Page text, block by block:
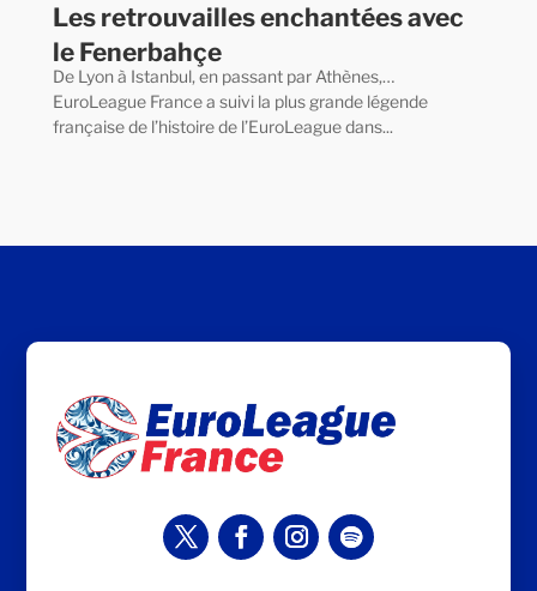
Les retrouvailles enchantées avec
le Fenerbahçe
De Lyon à Istanbul, en passant par Athènes,…
EuroLeague France a suivi la plus grande légende
française de l’histoire de l’EuroLeague dans...